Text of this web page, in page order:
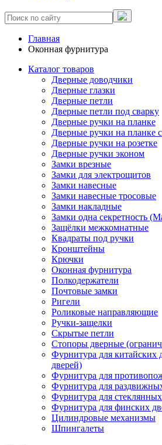
Главная
Оконная фурнитура
Каталог товаров
Дверные доводчики
Дверные глазки
Дверные петли
Дверные петли под сварку
Дверные ручки на планке
Дверные ручки на планке
Дверные ручки на розетке
Дверные ручки эконом
Замки врезные
Замки для электрощитов
Замки навесные
Замки навесные тросовые
Замки накладные
Замки одна секретность
Защёлки межкомнатные
Квадраты под ручки
Кронштейны
Крючки
Оконная фурнитура
Полкодержатели
Почтовые замки
Ригели
Роликовые направляющие
Ручки-защелки
Скрытые петли
Стопоры дверные
Фурнитура для китайских
дверей)
Фурнитура для
Фурнитура для
Фурнитура для
Фурнитура для финских
Цилиндровые механизмы
Шпингалеты